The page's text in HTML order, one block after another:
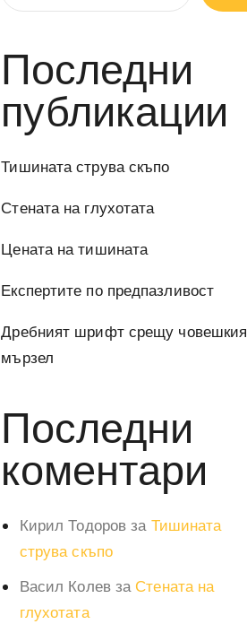
Последни
публикации
Тишината струва скъпо
Стената на глухотата
Цената на тишината
Експертите по предпазливост
Дребният шрифт срещу човешкия
мързел
Последни
коментари
Кирил Тодоров за Тишината
струва скъпо
Васил Колевза Стената на
глухотата